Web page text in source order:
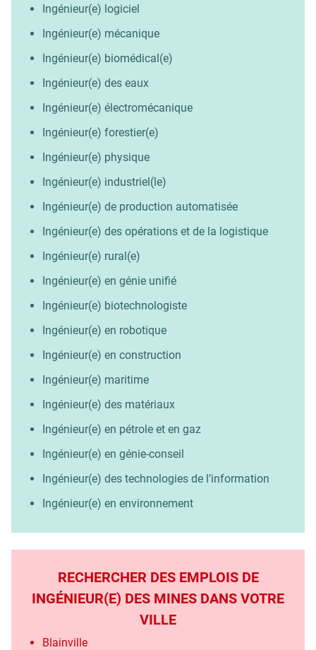
Ingénieur(e) logiciel
Ingénieur(e) mécanique
Ingénieur(e) biomédical(e)
Ingénieur(e) des eaux
Ingénieur(e) électromécanique
Ingénieur(e) forestier(e)
Ingénieur(e) physique
Ingénieur(e) industriel(le)
Ingénieur(e) de production automatisée
Ingénieur(e) des opérations et de la logistique
Ingénieur(e) rural(e)
Ingénieur(e) en génie unifié
Ingénieur(e) biotechnologiste
Ingénieur(e) en robotique
Ingénieur(e) en construction
Ingénieur(e) maritime
Ingénieur(e) des matériaux
Ingénieur(e) en pétrole et en gaz
Ingénieur(e) en génie-conseil
Ingénieur(e) des technologies de l’information
Ingénieur(e) en environnement
RECHERCHER DES EMPLOIS DE
INGÉNIEUR(E) DES MINES DANS VOTRE
VILLE
Blainville